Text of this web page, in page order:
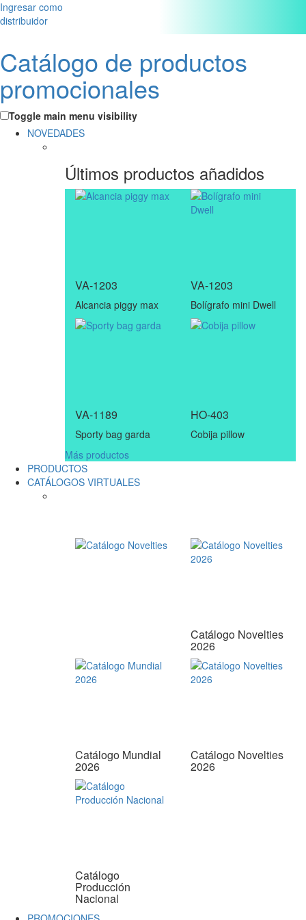
Ingresar como
distribuidor
Catálogo de productos
promocionales
Toggle main menu visibility
NOVEDADES
Últimos productos añadidos
VA-1203
Alcancia piggy max
VA-1203
Bolígrafo mini Dwell
VA-1189
Sporty bag garda
HO-403
Cobija pillow
Más productos
PRODUCTOS
CATÁLOGOS VIRTUALES
Catálogo Novelties
2026
Catálogo Mundial
2026
Catálogo Novelties
2026
Catálogo
Producción
Nacional